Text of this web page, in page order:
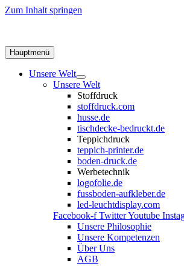
Zum Inhalt springen
Hauptmenü
Unsere Welt
Unsere Welt
Stoffdruck
stoffdruck.com
husse.de
tischdecke-bedruckt.de
Teppichdruck
teppich-printer.de
boden-druck.de
Werbetechnik
logofolie.de
fussboden-aufkleber.de
led-leuchtdisplay.com
Facebook-f TwitterYoutube
Unsere Philosophie
Unsere Kompetenzen
Über Uns
AGB